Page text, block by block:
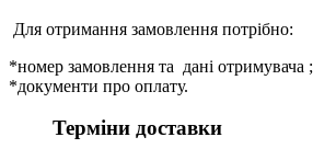
Для отримання замовлення потрібно:
*номер замовлення та дані отримувача ;
*документи про оплату.
Терміни доставки